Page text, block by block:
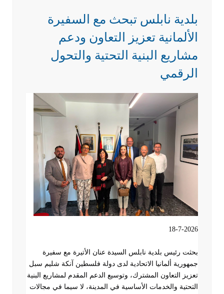
بلدية نابلس تبحث مع السفيرة
الألمانية تعزيز التعاون ودعم
مشاريع البنية التحتية والتحول
الرقمي
18-7-2026
بحثت رئيس بلدية نابلس السيدة عنان الأتيرة مع سفيرة
جمهورية ألمانيا الاتحادية لدى دولة فلسطين آنكة شليم سبل
تعزيز التعاون المشترك، وتوسيع الدعم المقدم لمشاريع البنية
التحتية والخدمات الأساسية في المدينة، لا سيما في مجالات